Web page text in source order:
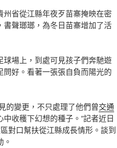
省從江縣年夜歹苗寨掩映在密
聲瑯瑯，為冬日苗寨增加了活
場上，到處可見孩子們奔馳遊
好。看著一張張自負而陽光的
的變更，不只處理了他們曾交通
收穫下幻想的種子。”記者近日
對口幫扶從江縣成長情形。談到